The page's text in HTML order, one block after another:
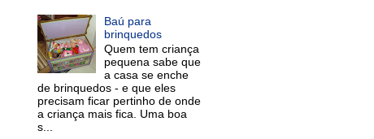
Baú para
brinquedos
Quem tem criança
pequena sabe que
a casa se enche
de brinquedos - e que eles
precisam ficar pertinho de onde
a criança mais fica. Uma boa
s...